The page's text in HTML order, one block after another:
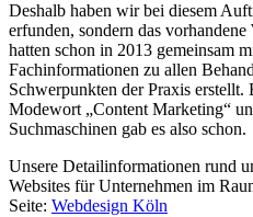
Deshalb haben wir bei diesem
erfunden, sondern das
hatten schon in 2013 gemeinsam
Fachinformationen zu allen
Schwerpunkten der Praxis erstellt.
Modewort „Content Marketing“
Suchmaschinen gab es also schon.
Unsere Detailinformationen rund
Websites für Unternehmen im
Seite: Webdesign Köln